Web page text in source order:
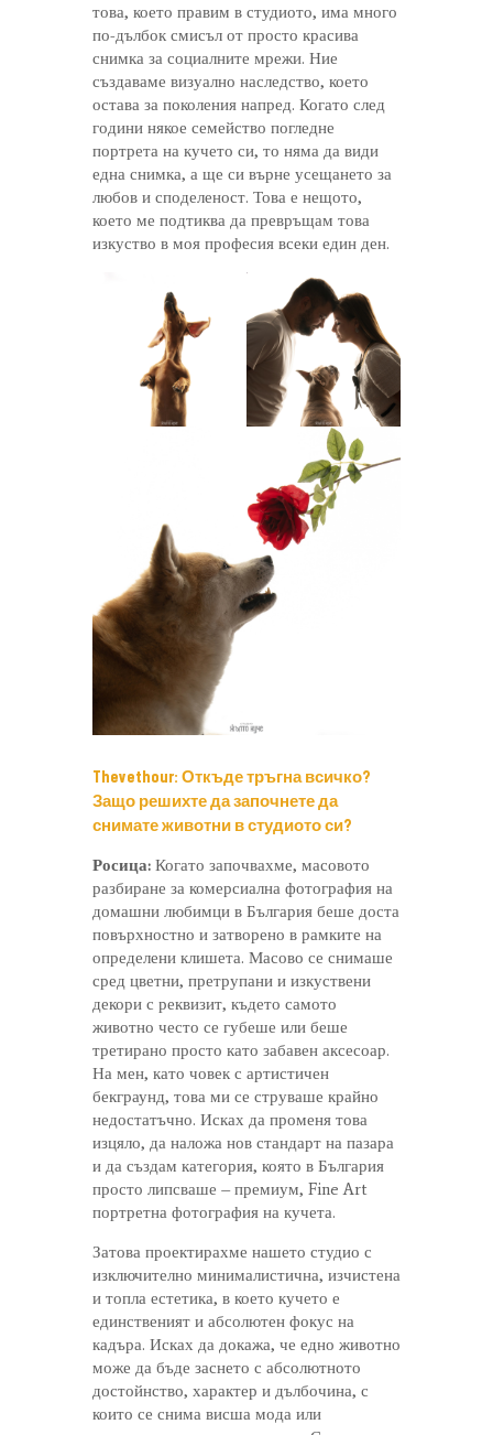
това, което правим в студиото, има много
по-дълбок смисъл от просто красива
снимка за социалните мрежи. Ние
създаваме визуално наследство, което
остава за поколения напред. Когато след
години някое семейство погледне
портрета на кучето си, то няма да види
една снимка, а ще си върне усещането за
любов и споделеност. Това е нещото,
което ме подтиква да превръщам това
изкуство в моя професия всеки един ден.
Thevethour: Откъде тръгна всичко?
Защо решихте да започнете да
снимате животни в студиото си?
Росица: Когато започвахме, масовото
разбиране за комерсиална фотография на
домашни любимци в България беше доста
повърхностно и затворено в рамките на
определени клишета. Масово се снимаше
сред цветни, претрупани и изкуствени
декори с реквизит, където самото
животно често се губеше или беше
третирано просто като забавен аксесоар.
На мен, като човек с артистичен
бекграунд, това ми се струваше крайно
недостатъчно. Исках да променя това
изцяло, да наложа нов стандарт на пазара
и да създам категория, която в България
просто липсваше – премиум, Fine Art
портретна фотография на кучета.
Затова проектирахме нашето студио с
изключително минималистична, изчистена
и топла естетика, в което кучето е
единственият и абсолютен фокус на
кадъра. Исках да докажа, че едно животно
може да бъде заснето с абсолютното
достойнство, характер и дълбочина, с
които се снима висша мода или